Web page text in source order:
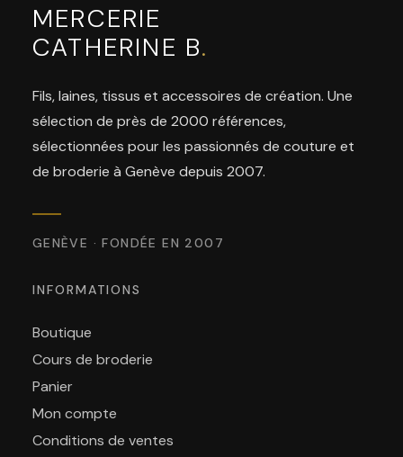
MERCERIE
CATHERINE B.
Fils, laines, tissus et accessoires de création. Une
sélection de près de 2000 références,
sélectionnées pour les passionnés de couture et
de broderie à Genève depuis 2007.
GENÈVE · FONDÉE EN 2007
INFORMATIONS
Boutique
Cours de broderie
Panier
Mon compte
Conditions de ventes